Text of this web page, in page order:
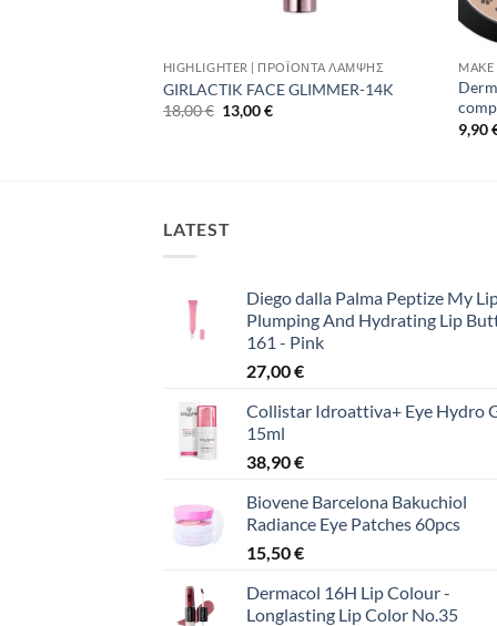
HIGHLIGHTER | ΠΡΟΪΌΝΤΑ ΛΆΜΨΗΣ
GIRLACTIK FACE GLIMMER-14K
18,00€ Original
price
13,00€Η
9,90
LATEST
Diego dalla Palma Peptize My
Plumping And Hydrating Lip
161 - Pink
27,00€
Collistar Idroattiva+ Eye Hydro
15ml
38,90€
Biovene Barcelona Bakuchiol
Radiance Eye Patches 60pcs
15,50€
Dermacol 16H Lip Colour -
Longlasting Lip Color No.35